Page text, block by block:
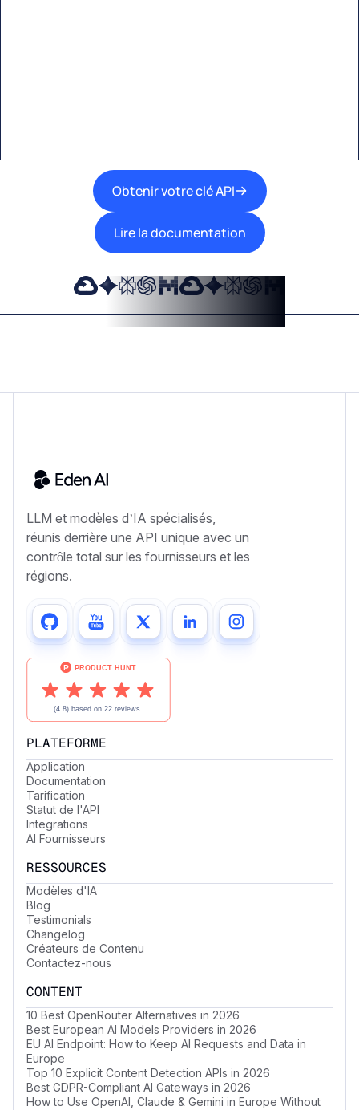
Obtenir votre clé API
Lire la documentation
LLM et modèles d’IA spécialisés,
réunis derrière une API unique avec un
contrôle total sur les fournisseurs et les
régions.
PLATEFORME
Application
Documentation
Tarification
Statut de l'API
Integrations
AI Fournisseurs
RESSOURCES
Modèles d'IA
Blog
Testimonials
Changelog
Créateurs de Contenu
Contactez-nous
CONTENT
10 Best OpenRouter Alternatives in 2026
Best European AI Models Providers in 2026
EU AI Endpoint: How to Keep AI Requests and Data in
Europe
Top 10 Explicit Content Detection APIs in 2026
Best GDPR-Compliant AI Gateways in 2026
How to Use OpenAI, Claude & Gemini in Europe Without